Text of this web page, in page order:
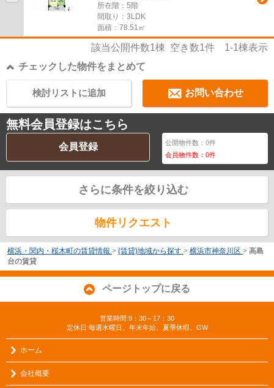
所在階：5階
間取り：3LDK
面積：78.51㎡
該当公開件数1棟 空き数1件 1-1棟表示
チェックした物件をまとめて
お問い合わせ
検討リストに追加
無料会員登録はこちら
会員登録 公開物件数：0件
会員物件数：0件
さらに条件を絞り込む
物件リクエスト
横浜・関内・桜木町の賃貸情報 > (賃貸)地域から探す > 横浜市神奈川区 > 高島
台の賃貸
ページトップに戻る
営業時間:9：30～17：30
定休日:毎週水曜日、年末年始、夏季休暇、GW
ホーム
会社概要